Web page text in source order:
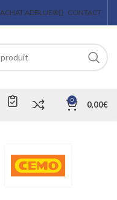
ACHAT ADBLUE® CONTACT
0 0,00€